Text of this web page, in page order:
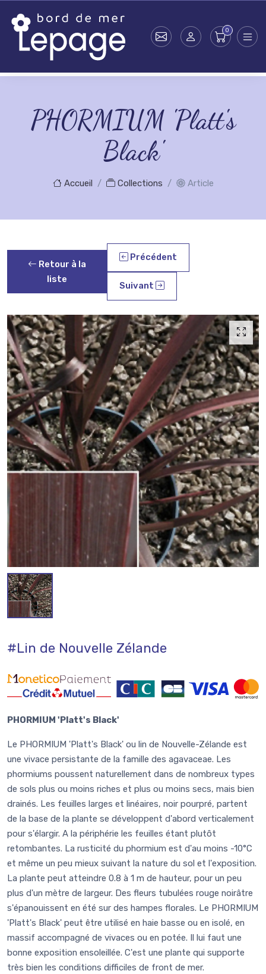
PHORMIUM 'Platt's
Black'
Accueil Collections Article
Retour à la
liste
Précédent
Suivant
#Lin de Nouvelle Zélande
PHORMIUM 'Platt's Black'
Le PHORMIUM 'Platt's Black' ou lin de Nouvelle-Zélande est
une vivace persistante de la famille des agavaceae. Les
phormiums poussent naturellement dans de nombreux types
de sols plus ou moins riches et plus ou moins secs, mais bien
drainés. Les feuilles larges et linéaires, noir pourpré, partent
de la base de la plante se développent d'abord verticalement
pour s'élargir. A la périphérie les feuilles étant plutôt
retombantes. La rusticité du phormium est d'au moins -10°C
et même un peu mieux suivant la nature du sol et l'exposition.
La plante peut atteindre 0.8 à 1 m de hauteur, pour un peu
plus d'un mètre de largeur. Des fleurs tubulées rouge noirâtre
s'épanouissent en été sur des hampes florales. Le PHORMIUM
'Platt's Black' peut être utilisé en haie basse ou en isolé, en
massif accompagné de vivaces ou en potée. Il lui faut une
bonne exposition ensoleillée. C'est une plante qui supporte
très bien les conditions difficiles de front de mer.